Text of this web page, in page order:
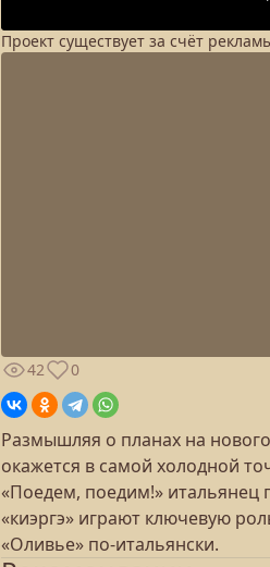
Проект существует за счёт
42
0
Размышляя о планах на
окажется в самой холодной
«Поедем, поедим!» итальянец
«киэргэ» играют ключевую
«Оливье» по-итальянски.